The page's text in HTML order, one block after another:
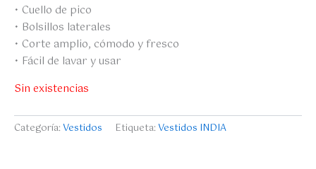
• Cuello de pico
• Bolsillos laterales
• Corte amplio, cómodo y fresco
• Fácil de lavar y usar
Sin existencias
Categoría:Vestidos Etiqueta:Vestidos INDIA